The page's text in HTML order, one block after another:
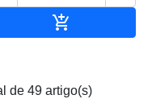

de 49 artigo(s)